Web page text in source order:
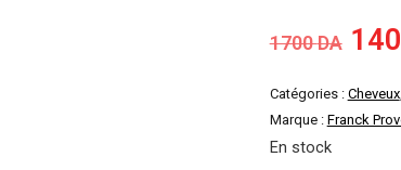
1700DA Le
prix
Catégories : Cheveux,
Marque : Franck
En stock